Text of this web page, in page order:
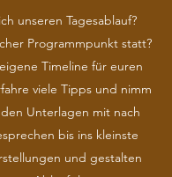
unseren Tagesablauf?
Programmpunkt statt?
Timeline für euren
viele Tipps und nimm
Unterlagen mit nach
bis ins kleinste
und gestalten